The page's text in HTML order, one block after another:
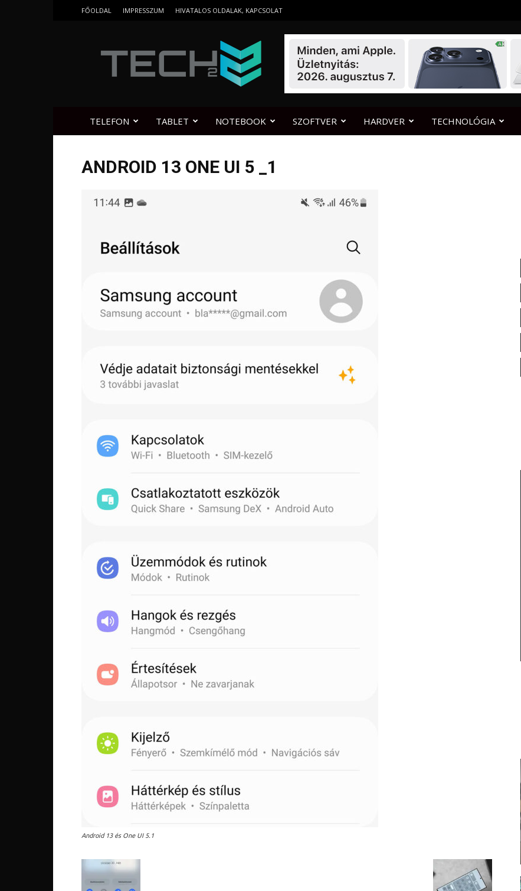
FŐOLDAL IMPRESSZUM HIVATALOS OLDALAK, KAPCSOLAT
TELEFON TABLET NOTEBOOK SZOFTVER HARDVER TECHNOLÓGIA
ANDROID 13 ONE UI 5 _1
Android 13 és One UI 5.1